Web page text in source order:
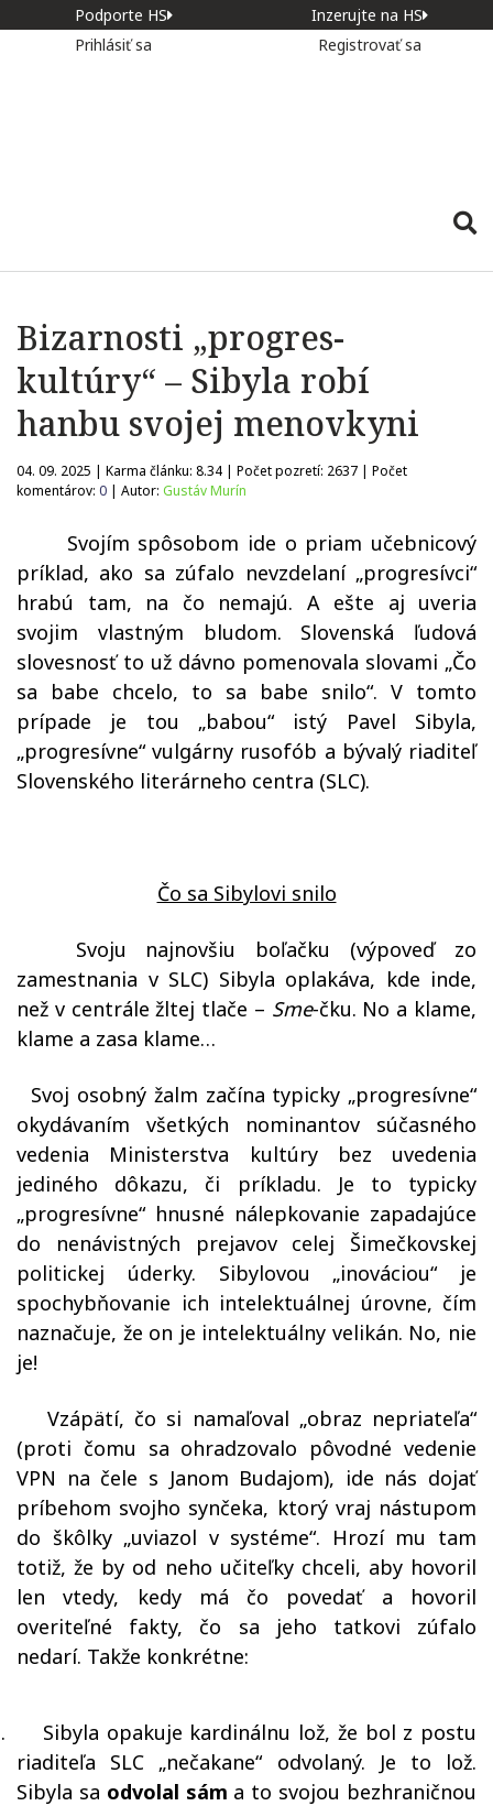
Podporte HS
Inzerujte na HS
Prihlásiť sa
Registrovať sa
Bizarnosti „progres-
kultúry“ – Sibyla robí
hanbu svojej menovkyni
04. 09. 2025 | Karma článku: 8.34 | Počet pozretí: 2637 | Počet
komentárov: 0 | Autor: Gustáv Murín
Svojím spôsobom ide o priam učebnicový
príklad, ako sa zúfalo nevzdelaní „progresívci“
hrabú tam, na čo nemajú. A ešte aj uveria
svojim vlastným bludom. Slovenská ľudová
slovesnosť to už dávno pomenovala slovami „Čo
sa babe chcelo, to sa babe snilo“. V tomto
prípade je tou „babou“ istý Pavel Sibyla,
„progresívne“ vulgárny rusofób a bývalý riaditeľ
Slovenského literárneho centra (SLC).
Čo sa Sibylovi snilo
Svoju najnovšiu boľačku (výpoveď zo
zamestnania v SLC) Sibyla oplakáva, kde inde,
než v centrále žltej tlače – Sme-čku. No a klame,
klame a zasa klame…
Svoj osobný žalm začína typicky „progresívne“
okydávaním všetkých nominantov súčasného
vedenia Ministerstva kultúry bez uvedenia
jediného dôkazu, či príkladu. Je to typicky
„progresívne“ hnusné nálepkovanie zapadajúce
do nenávistných prejavov celej Šimečkovskej
politickej úderky. Sibylovou „inováciou“ je
spochybňovanie ich intelektuálnej úrovne, čím
naznačuje, že on je intelektuálny velikán. No, nie
je!
Vzápätí, čo si namaľoval „obraz nepriateľa“
(proti čomu sa ohradzovalo pôvodné vedenie
VPN na čele s Janom Budajom), ide nás dojať
príbehom svojho synčeka, ktorý vraj nástupom
do škôlky „uviazol v systéme“. Hrozí mu tam
totiž, že by od neho učiteľky chceli, aby hovoril
len vtedy, kedy má čo povedať a hovoril
overiteľné fakty, čo sa jeho tatkovi zúfalo
nedarí. Takže konkrétne:
Sibyla opakuje kardinálnu lož, že bol z postu
riaditeľa SLC „nečakane“ odvolaný. Je to lož.
Sibyla sa odvolal sám a to svojou bezhraničnou